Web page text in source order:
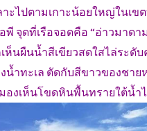
าะไปตามเกาะน้อยใหญ่ในเข
พี จุดที่เรือจอดคือ “อ่าวมาดา
ห็นผืนน้ำสีเขียวสดใสไล่ระดับ
น้ำทะเล ตัดกับสีขาวของชาย
องเห็นโขดหินพื้นทรายใต้น้ำ